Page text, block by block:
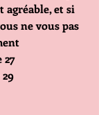
agréable, et si
ne vous pas
27